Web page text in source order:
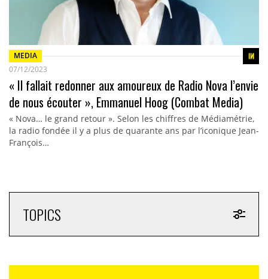
MEDIA
07/12/2023
« Il fallait redonner aux amoureux de Radio Nova l’envie
de nous écouter », Emmanuel Hoog (Combat Media)
« Nova… le grand retour ». Selon les chiffres de Médiamétrie,
la radio fondée il y a plus de quarante ans par l’iconique Jean-
François…
TOPICS